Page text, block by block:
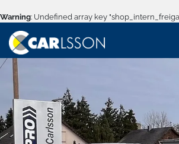
Warning: Undefined array key